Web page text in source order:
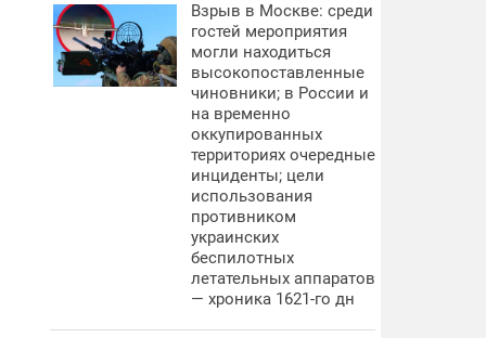
Взрыв в Москве: среди
гостей мероприятия
могли находиться
высокопоставленные
чиновники; в России и
на временно
оккупированных
территориях очередные
инциденты; цели
использования
противником
украинских
беспилотных
летательных аппаратов
— хроника 1621-го дн